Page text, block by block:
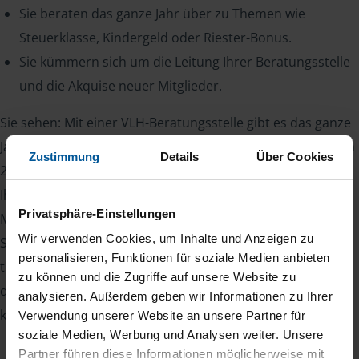
Zustimmung Details Über Cookies
Privatsphäre-Einstellungen
Wir verwenden Cookies, um Inhalte und Anzeigen zu
personalisieren, Funktionen für soziale Medien anbieten
zu können und die Zugriffe auf unsere Website zu
analysieren. Außerdem geben wir Informationen zu Ihrer
Verwendung unserer Website an unsere Partner für
soziale Medien, Werbung und Analysen weiter. Unsere
Partner führen diese Informationen möglicherweise mit
Sie beraten das ganze Jahr über zu Themen wie
Steuerklasse, Kindergeld oder Riester-Bonus.
Sie kümmern sich um die Leitung Ihrer Beratungsstelle
und die Akquise neuer Mitglieder.
Sie sehen: Mit einer VLH-Beratungsstelle gibt es das ganze
Jahr über etwas zu tun. Denn zum einen haben Sie bis zum
28. Februar des Folgejahres Zeit, die Steuererklärung für
Ihre Mitglieder abzugeben, zum anderen kommen
Mitglieder auch während des Jahres mit Steuerfragen auf
Sie zu. Ihr Vorteil: Zufriedene Mitglieder bleiben viele Jahre
treu und sorgen für Planungssicherheit. Somit kennt man
den eigenen Bestand und kann damit zuverlässig das
kommende Jahr kalkulieren.